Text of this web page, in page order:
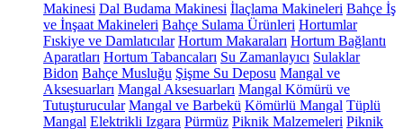
Makinesi Dal Budama Makinesi İlaçlama Makineleri Bahçe İş
ve İnşaat Makineleri Bahçe Sulama Ürünleri Hortumlar
Fıskiye ve Damlatıcılar Hortum Makaraları Hortum Bağlantı
Aparatları Hortum Tabancaları Su Zamanlayıcı Sulaklar
Bidon Bahçe Musluğu Şişme Su Deposu Mangal ve
Aksesuarları Mangal Aksesuarları Mangal Kömürü ve
Tutuşturucular Mangal ve Barbekü Kömürlü Mangal Tüplü
Mangal Elektrikli Izgara Pürmüz Piknik Malzemeleri Piknik